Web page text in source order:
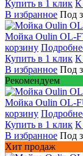
Купить в 1 клик К
В избранное Под
Мойка Oulin OL-
корзину
Купить в 1 клик К
В избранное Под
Рекомендуем
Мойка Oulin OL-
корзину
Купить в 1 клик К
В избранное Под
Хит продаж